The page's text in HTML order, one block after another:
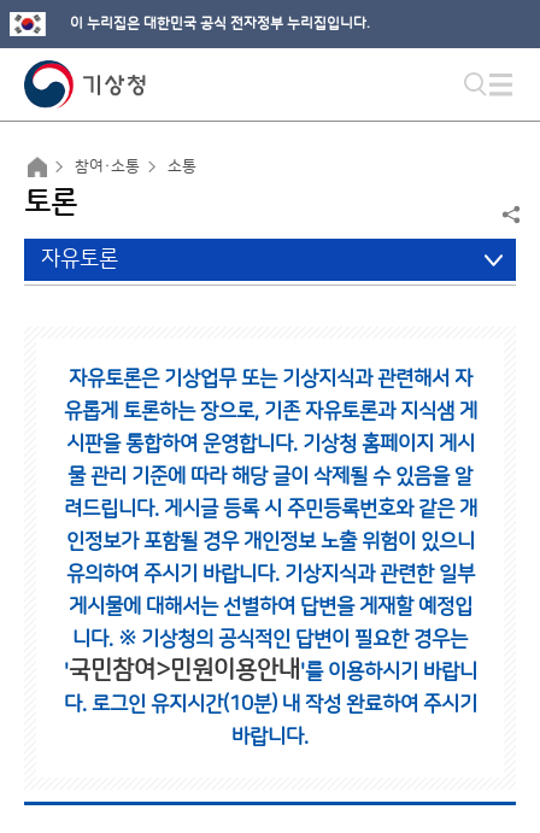
이 누리집은 대한민국 공식 전자정부 누리집입니다.
참여·소통 소통
토론
자유토론
자유토론은 기상업무 또는 기상지식과 관련해서 자
유롭게 토론하는 장으로, 기존 자유토론과 지식샘 게
시판을 통합하여 운영합니다. 기상청 홈페이지 게시
물 관리 기준에 따라 해당 글이 삭제될 수 있음을 알
려드립니다. 게시글 등록 시 주민등록번호와 같은 개
인정보가 포함될 경우 개인정보 노출 위험이 있으니
유의하여 주시기 바랍니다. 기상지식과 관련한 일부
게시물에 대해서는 선별하여 답변을 게재할 예정입
니다. ※ 기상청의 공식적인 답변이 필요한 경우는
'국민참여>민원이용안내 '를 이용하시기 바랍니
다. 로그인 유지시간(10분) 내 작성 완료하여 주시기
바랍니다.